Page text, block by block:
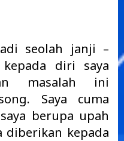
seolah janji –
diri saya
masalah ini
Saya cuma
berupa upah
diberikan kepada